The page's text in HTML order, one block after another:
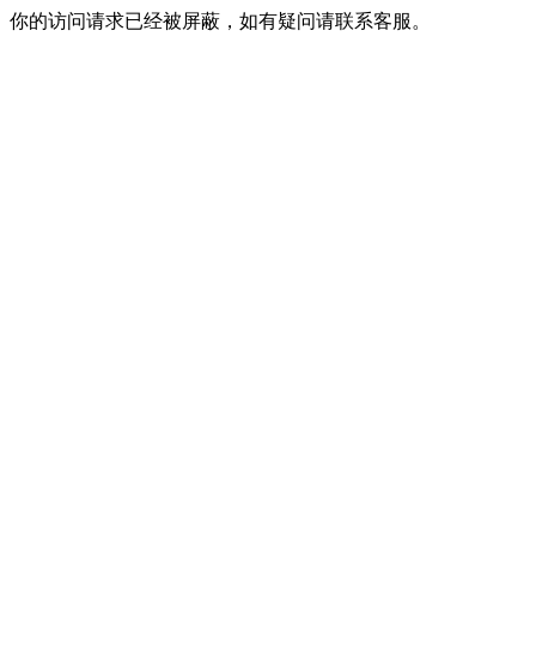
你的访问请求已经被屏蔽，如有疑问请联系客服。